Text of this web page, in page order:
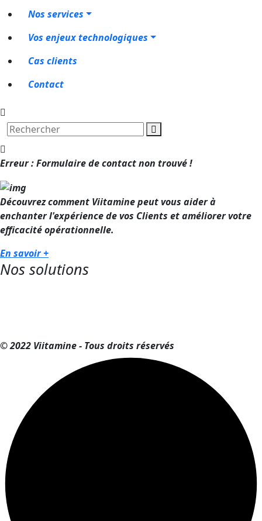
Nos services
Vos enjeux technologiques
Cas clients
Contact
Erreur :Formulaire de contact non trouvé !
Découvrez comment Viitamine peut vous aider à
enchanter l'expérience de vos Clients et améliorer votre
efficacité opérationnelle.
En savoir +
Nos solutions
© 2022 Viitamine - Tous droits réservés